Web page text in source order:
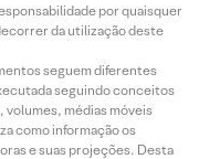
por quaisquer
da utilização deste
seguem diferentes
seguindo conceitos
médias móveis
como informação os
e suas projeções. Desta